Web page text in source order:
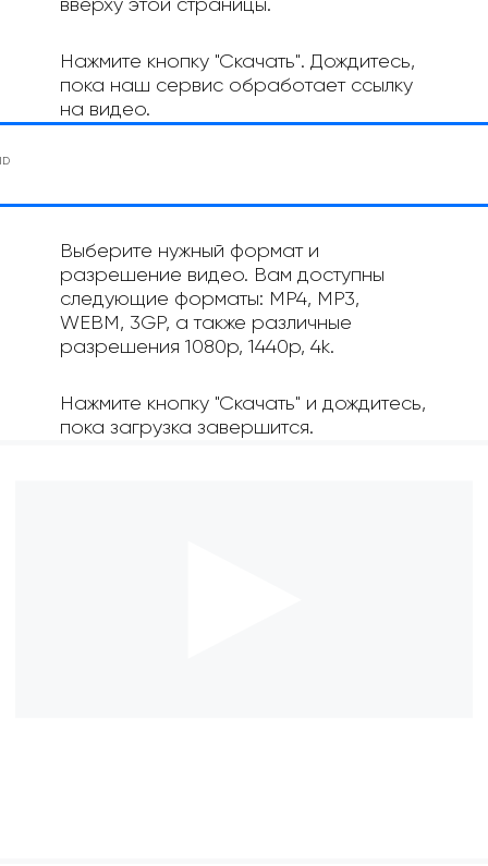
вверху этой страницы.
Нажмите кнопку "Скачать". Дождитесь,
пока наш сервис обработает ссылку
на видео.
Выберите нужный формат и
разрешение видео. Вам доступны
следующие форматы: MP4, MP3,
WEBM, 3GP, а также различные
разрешения 1080p, 1440p, 4k.
Нажмите кнопку "Скачать" и дождитесь,
пока загрузка завершится.